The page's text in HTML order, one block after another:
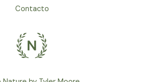
Contacto